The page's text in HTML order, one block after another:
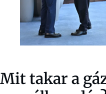
Mit takar a